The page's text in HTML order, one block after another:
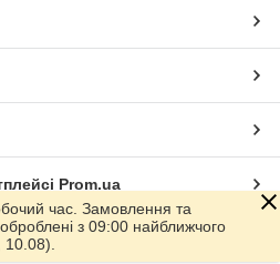
Prom.ua
час. Замовлення та
з 09:00 найближчого
10.08).